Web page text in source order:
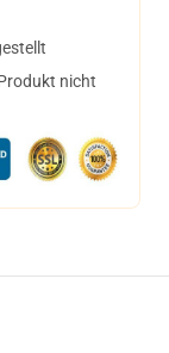
nicht